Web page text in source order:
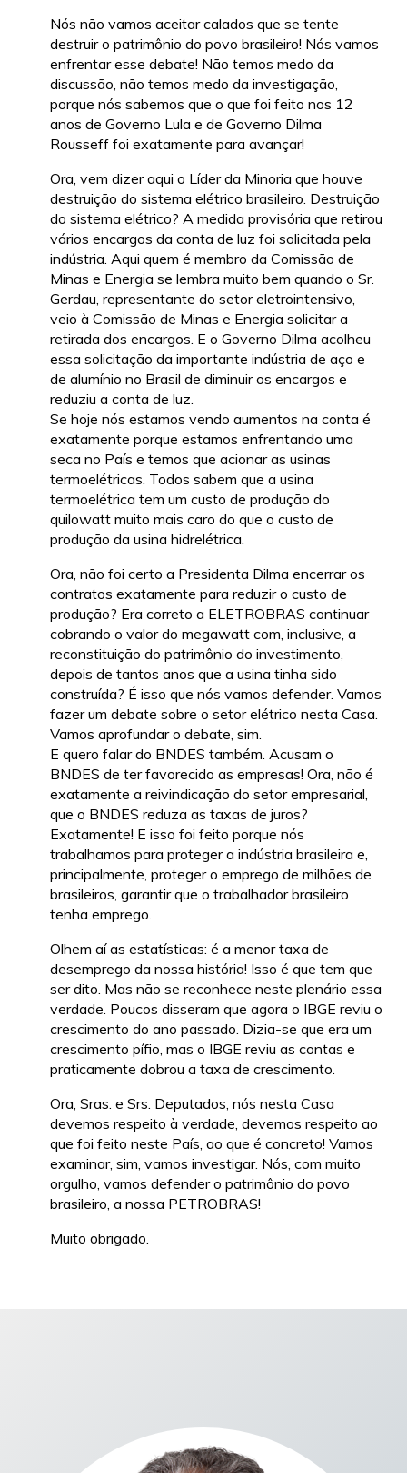
Nós não vamos aceitar calados que se tente
destruir o patrimônio do povo brasileiro! Nós vamos
enfrentar esse debate! Não temos medo da
discussão, não temos medo da investigação,
porque nós sabemos que o que foi feito nos 12
anos de Governo Lula e de Governo Dilma
Rousseff foi exatamente para avançar!
Ora, vem dizer aqui o Líder da Minoria que houve
destruição do sistema elétrico brasileiro. Destruição
do sistema elétrico? A medida provisória que retirou
vários encargos da conta de luz foi solicitada pela
indústria. Aqui quem é membro da Comissão de
Minas e Energia se lembra muito bem quando o Sr.
Gerdau, representante do setor eletrointensivo,
veio à Comissão de Minas e Energia solicitar a
retirada dos encargos. E o Governo Dilma acolheu
essa solicitação da importante indústria de aço e
de alumínio no Brasil de diminuir os encargos e
reduziu a conta de luz.
Se hoje nós estamos vendo aumentos na conta é
exatamente porque estamos enfrentando uma
seca no País e temos que acionar as usinas
termoelétricas. Todos sabem que a usina
termoelétrica tem um custo de produção do
quilowatt muito mais caro do que o custo de
produção da usina hidrelétrica.
Ora, não foi certo a Presidenta Dilma encerrar os
contratos exatamente para reduzir o custo de
produção? Era correto a ELETROBRAS continuar
cobrando o valor do megawatt com, inclusive, a
reconstituição do patrimônio do investimento,
depois de tantos anos que a usina tinha sido
construída? É isso que nós vamos defender. Vamos
fazer um debate sobre o setor elétrico nesta Casa.
Vamos aprofundar o debate, sim.
E quero falar do BNDES também. Acusam o
BNDES de ter favorecido as empresas! Ora, não é
exatamente a reivindicação do setor empresarial,
que o BNDES reduza as taxas de juros?
Exatamente! E isso foi feito porque nós
trabalhamos para proteger a indústria brasileira e,
principalmente, proteger o emprego de milhões de
brasileiros, garantir que o trabalhador brasileiro
tenha emprego.
Olhem aí as estatísticas: é a menor taxa de
desemprego da nossa história! Isso é que tem que
ser dito. Mas não se reconhece neste plenário essa
verdade. Poucos disseram que agora o IBGE reviu o
crescimento do ano passado. Dizia-se que era um
crescimento pífio, mas o IBGE reviu as contas e
praticamente dobrou a taxa de crescimento.
Ora, Sras. e Srs. Deputados, nós nesta Casa
devemos respeito à verdade, devemos respeito ao
que foi feito neste País, ao que é concreto! Vamos
examinar, sim, vamos investigar. Nós, com muito
orgulho, vamos defender o patrimônio do povo
brasileiro, a nossa PETROBRAS!
Muito obrigado.